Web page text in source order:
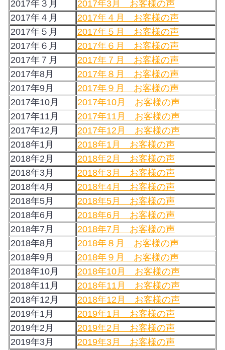
2017年３月
2017年3月 お客様の声
2017年４月
2017年４月 お客様の声
2017年５月
2017年５月 お客様の声
2017年６月
2017年６月 お客様の声
2017年７月
2017年７月 お客様の声
2017年8月
2017年８月 お客様の声
2017年9月
2017年９月 お客様の声
2017年10月
2017年10月 お客様の声
2017年11月
2017年11月 お客様の声
2017年12月
2017年12月 お客様の声
2018年1月
2018年1月 お客様の声
2018年2月
2018年2月 お客様の声
2018年3月
2018年3月 お客様の声
2018年4月
2018年4月 お客様の声
2018年5月
2018年5月 お客様の声
2018年6月
2018年6月 お客様の声
2018年7月
2018年7月 お客様の声
2018年8月
2018年８月 お客様の声
2018年9月
2018年９月 お客様の声
2018年10月
2018年10月 お客様の声
2018年11月
2018年11月 お客様の声
2018年12月
2018年12月 お客様の声
2019年1月
2019年1月 お客様の声
2019年2月
2019年2月 お客様の声
2019年3月
2019年3月 お客様の声